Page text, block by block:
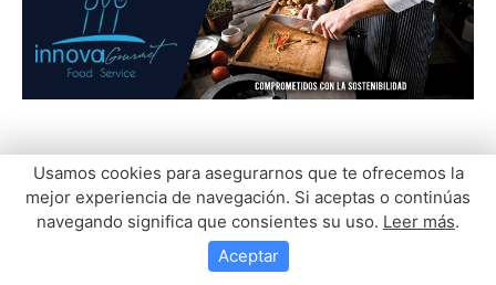
Usamos cookies para asegurarnos que te ofrecemos la
mejor experiencia de navegación. Si aceptas o continúas
navegando significa que consientes su uso. Leer más.
Aceptar